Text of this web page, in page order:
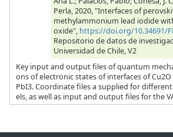
Perla, 2020, "Interfaces of
methylammonium lead iodide
oxide", https://doi.org/10.34691/
Repositorio de datos de
Universidad de Chile, V2
Key input and output files of quantum
ons of electronic states of interfaces of
PbI3. Coordinate files a supplied for
els, as well as input and output files for the